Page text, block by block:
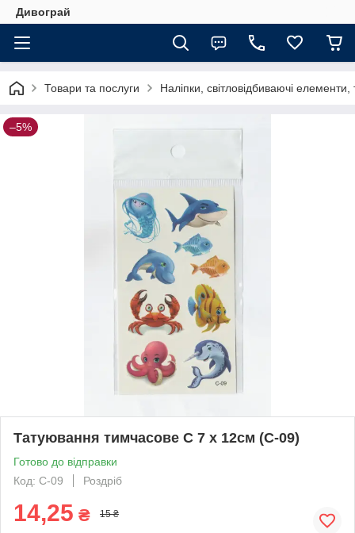
Дивограй
Товари та послуги Наліпки, світловідбиваючі
–5%
Татуювання тимчасове C 7 х 12см (C-09)
Готово до відправки
Код: C-09
Роздріб
14,25 ₴ 15 ₴